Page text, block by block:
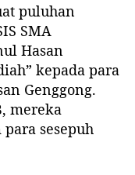
puluhan
SMA
Hasan
kepada para
Genggong.
mereka
sesepuh